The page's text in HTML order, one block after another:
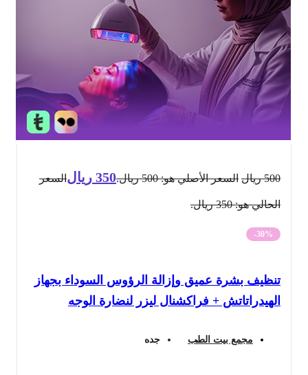
ريال السعر الأصلي هو: 500 ريال. 350 ريالالسعر
الحالي هو: 350 ريال.
-30%
تنظيف بشرة عميق وإزالة الرؤوس السوداء بجهاز
الهيدراتاتش + فراكشنال ليزر لنضارة الوجه
مجمع بيت الطب جده